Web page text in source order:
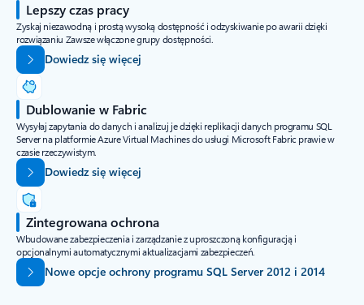
Lepszy czas pracy
Zyskaj niezawodną i prostą wysoką dostępność i odzyskiwanie po awarii dzięki
rozwiązaniu Zawsze włączone grupy dostępności.
Dowiedz się więcej
Dublowanie w Fabric
Wysyłaj zapytania do danych i analizuj je dzięki replikacji danych programu SQL
Server na platformie Azure Virtual Machines do usługi Microsoft Fabric prawie w
czasie rzeczywistym.
Dowiedz się więcej
Zintegrowana ochrona
Wbudowane zabezpieczenia i zarządzanie z uproszczoną konfiguracją i
opcjonalnymi automatycznymi aktualizacjami zabezpieczeń.
Nowe opcje ochrony programu SQL Server 2012 i 2014